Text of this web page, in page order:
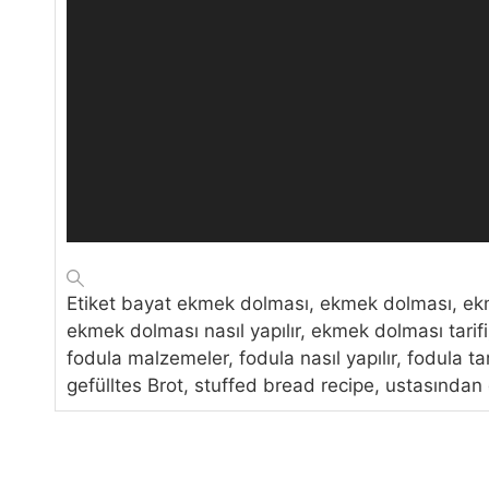
Etiket bayat ekmek dolması, ekmek dolması,
ekmek dolması nasıl yapılır, ekmek dolması
fodula malzemeler, fodula nasıl yapılır, fodula
gefülltes Brot, stuffed bread recipe, ustasından